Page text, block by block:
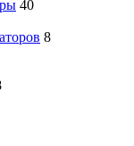
40
8